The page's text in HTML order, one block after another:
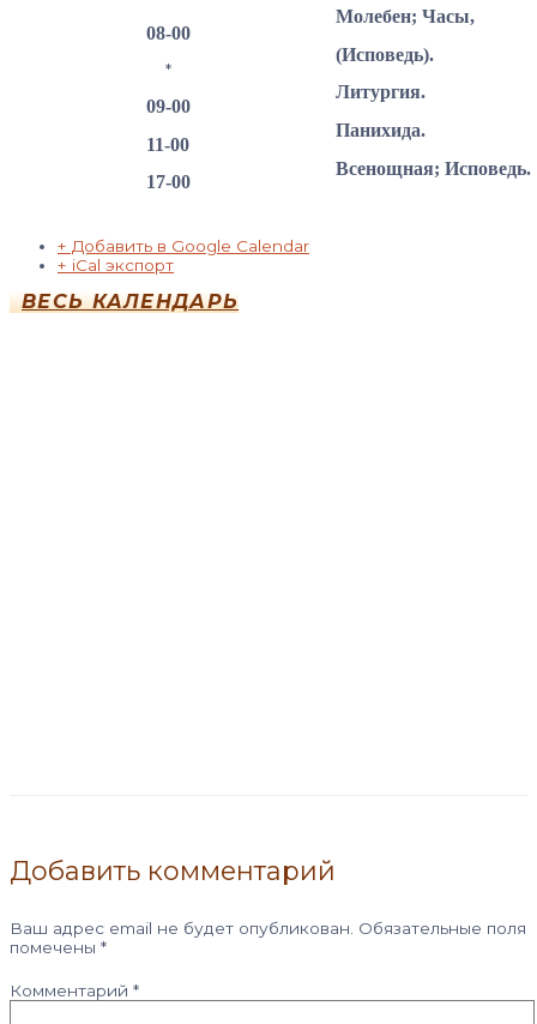
08-00
*
09-00
11-00
17-00
Молебен; Часы,
(Исповедь).
Литургия.
Панихида.
Всенощная; Исповедь.
+ Добавить в Google Calendar
+ iCal экспорт
ВЕСЬ КАЛЕНДАРЬ
Добавить комментарий
Ваш адрес email не будет опубликован. Обязательные поля
помечены *
Комментарий *